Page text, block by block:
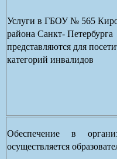
Услуги в ГБОУ № 565
района Санкт- Петербурга
представляются для
категорий инвалидов
Обеспечение в
осуществляется